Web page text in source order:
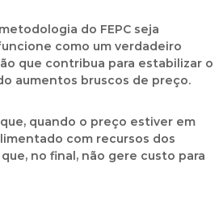
do FEPC seja
como um verdadeiro
que contribua para estabilizar o
aumentos bruscos de preço.
quando o preço estiver em
com recursos dos
no final, não gere custo para